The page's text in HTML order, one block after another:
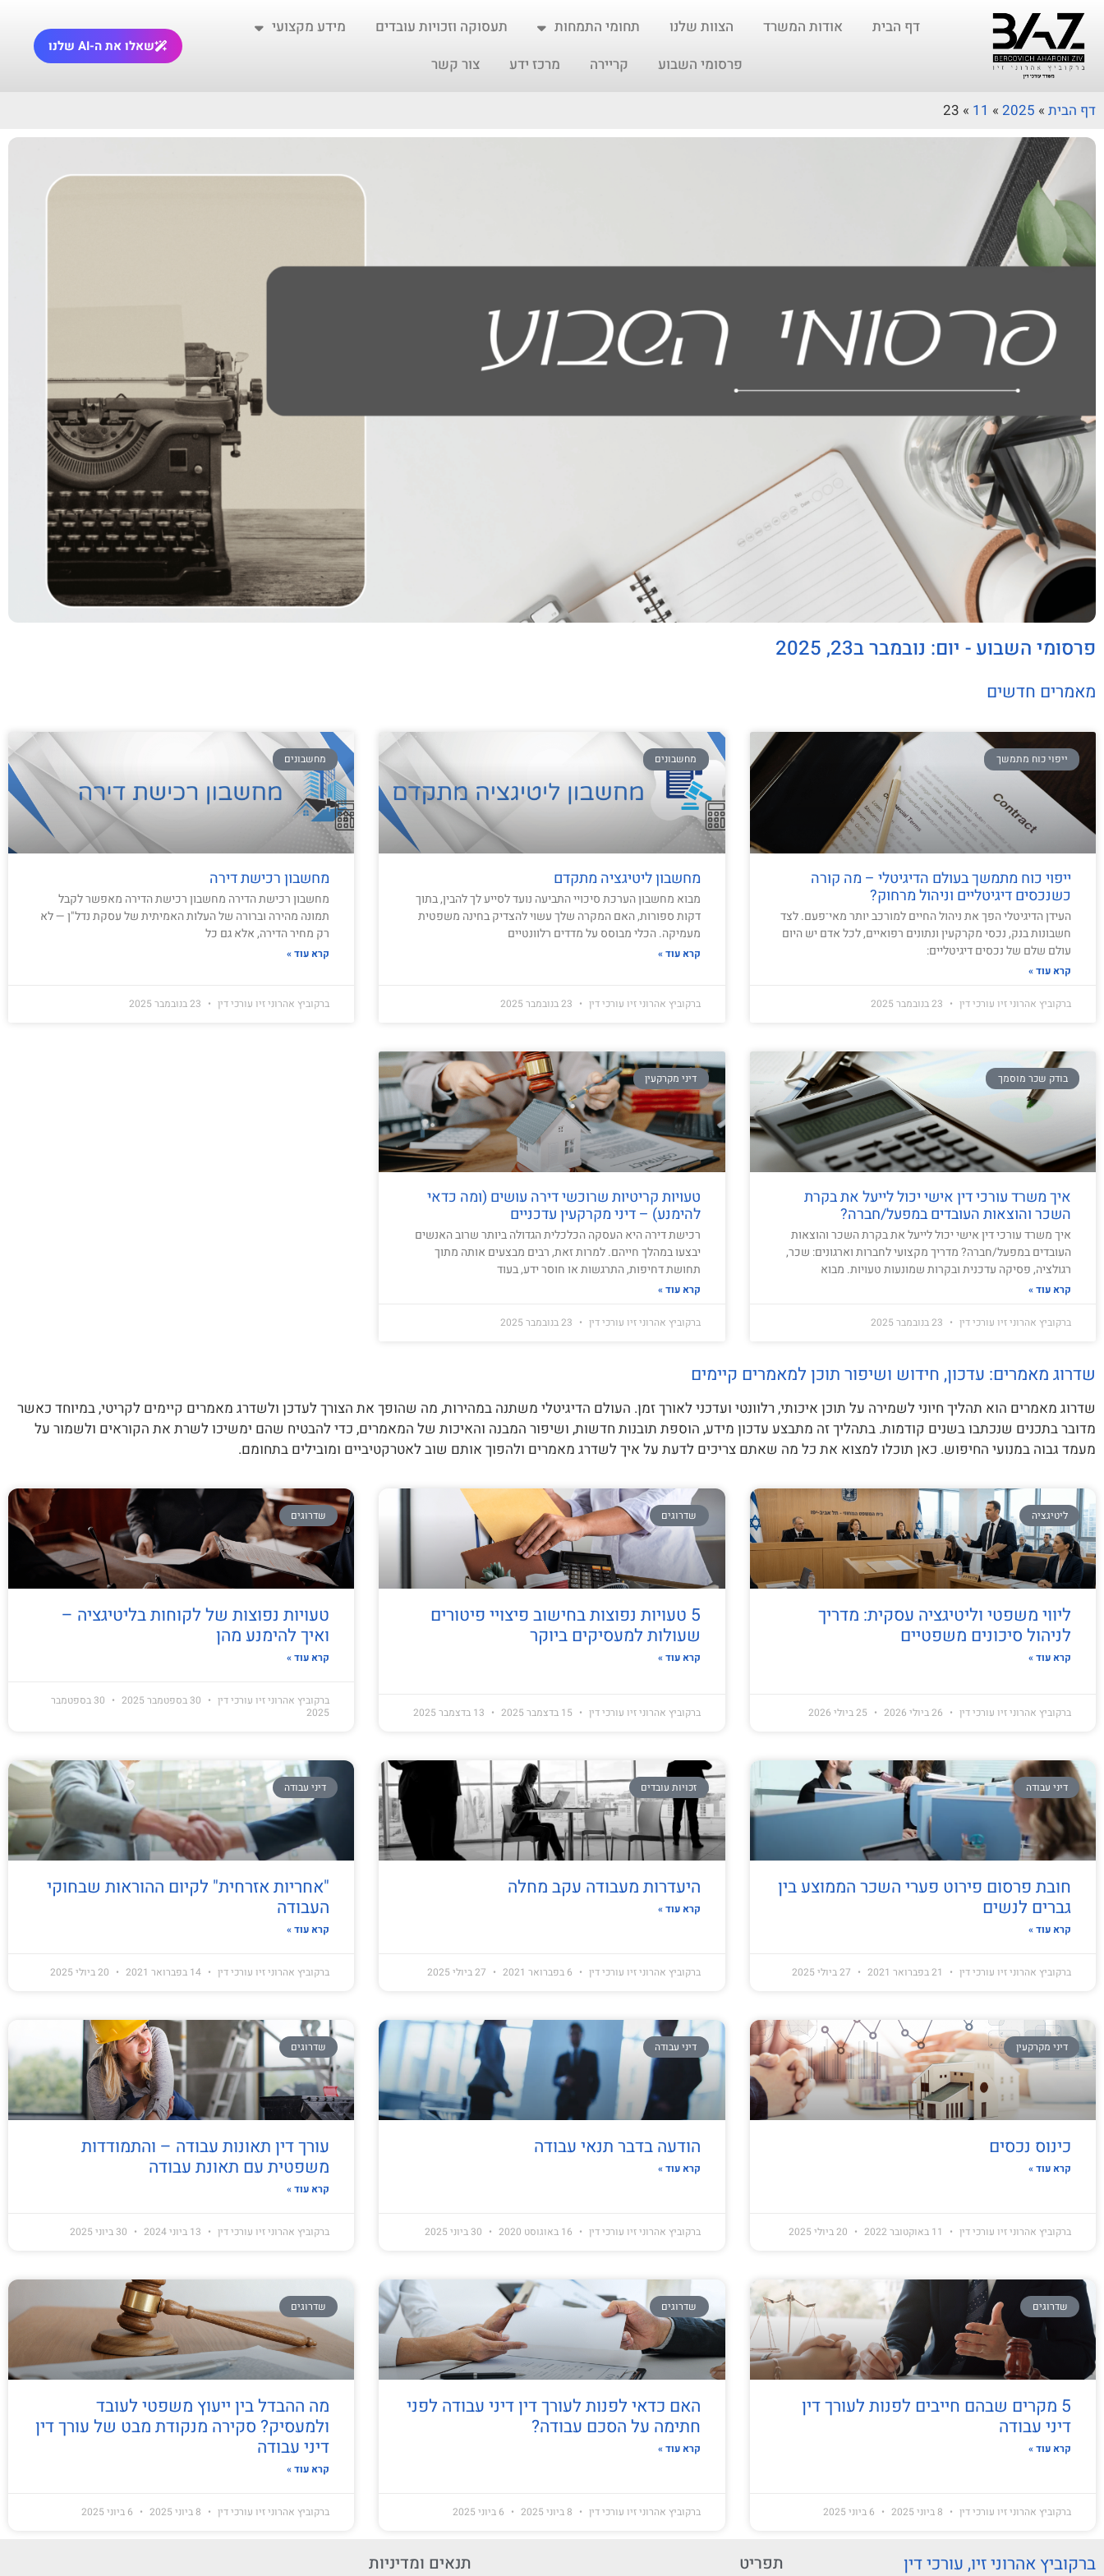
דף הבית אודות המשרד הצוות שלנו תחומי התמחות תעסוקה וזכויות עובדים
מידע מקצועי
פרסומי השבוע
קריירה מרכז ידע צור קשר
שאלו את ה-AI שלנו
דף הבית »
2025
»
11
»
פרסומי השבוע - יום: נובמבר ב23, 2025
מאמרים חדשים
ייפוי כוח מתמשך
ייפוי כוח מתמשך בעולם הדיגיטלי – מה קורה
כשנכסים דיגיטליים וניהול מרחוק?
העידן הדיגיטלי הפך את ניהול החיים למורכב יותר מאי־פעם. לצד
חשבונות בנק, נכסי מקרקעין ונתונים רפואיים, לכל אדם יש היום
עולם שלם של נכסים דיגיטליים:
קרא עוד »
ברקוביץ אהרוני זיו עורכי דין
מחשבונים
מחשבון ליטיגציה מתקדם
מבוא מחשבון הערכת סיכויי התביעה נועד לסייע לך להבין, בתוך
דקות ספורות, האם המקרה שלך עשוי להצדיק בחינה משפטית
מעמיקה. הכלי מבוסס על מדדים רלוונטיים
קרא עוד »
ברקוביץ אהרוני זיו עורכי דין
מחשבונים
מחשבון רכישת דירה
מחשבון רכישת הדירה מחשבון רכישת הדירה מאפשר לקבל
תמונה מהירה וברורה של העלות האמיתית של עסקת נדל"ן — לא
רק מחיר הדירה, אלא גם כל
קרא עוד »
ברקוביץ אהרוני זיו עורכי דין
בודק שכר מוסמך
איך משרד עורכי דין אישי יכול לייעל את בקרת
השכר והוצאות העובדים במפעל/חברה?
איך משרד עורכי דין אישי יכול לייעל את בקרת השכר והוצאות
העובדים במפעל/חברה? מדריך מקצועי לחברות וארגונים: שכר,
רגולציה, פסיקה עדכנית ובקרות שמונעות טעויות. מבוא
קרא עוד »
ברקוביץ אהרוני זיו עורכי דין
דיני מקרקעין
טעויות קריטיות שרוכשי דירה עושים (ומה כדאי
להימנע) – דיני מקרקעין עדכניים
רכישת דירה היא העסקה הכלכלית הגדולה ביותר שרוב האנשים
יבצעו במהלך חייהם. למרות זאת, רבים מבצעים אותה מתוך
תחושת דחיפות, התרגשות או חוסר ידע, בעוד
קרא עוד »
ברקוביץ אהרוני זיו עורכי דין
שדרוג מאמרים: עדכון, חידוש ושיפור תוכן למאמרים קיימים
שדרוג מאמרים הוא תהליך חיוני לשמירה על תוכן איכותי, רלוונטי ועדכני לאורך זמן. העולם הדיגיטלי משתנה במהירות, מה שהופך את הצורך לעדכן ולשדרג מאמרים קיימים לקריטי, במיוחד כאשר
מדובר בתכנים שנכתבו בשנים קודמות. בתהליך זה מתבצע עדכון מידע, הוספת תובנות חדשות, ושיפור המבנה והאיכות של המאמרים, כדי להבטיח שהם ימשיכו לשרת את הקוראים ולשמור על
מעמד גבוה במנועי החיפוש. כאן תוכלו למצוא את כל מה שאתם צריכים לדעת על איך לשדרג מאמרים ולהפוך אותם שוב לאטרקטיביים ומובילים בתחומם.
ליטיגציה
ליווי משפטי וליטיגציה עסקית: מדריך
לניהול סיכונים משפטיים
קרא עוד »
ברקוביץ אהרוני זיו עורכי דין
שדרוגים
5 טעויות נפוצות בחישוב פיצויי פיטורים
שעולות למעסיקים ביוקר
קרא עוד »
ברקוביץ אהרוני זיו עורכי דין
שדרוגים
טעויות נפוצות של לקוחות בליטיגציה –
ואיך להימנע מהן
קרא עוד »
ברקוביץ אהרוני זיו עורכי דין
30 בספטמבר
2025
דיני עבודה
חובת פרסום פירוט פערי השכר הממוצע בין
גברים לנשים
קרא עוד »
ברקוביץ אהרוני זיו עורכי דין
זכויות עובדים
היעדרות מעבודה עקב מחלה
קרא עוד »
ברקוביץ אהרוני זיו עורכי דין
דיני עבודה
"אחריות אזרחית" לקיום ההוראות שבחוקי
העבודה
קרא עוד »
ברקוביץ אהרוני זיו עורכי דין
דיני מקרקעין
כינוס נכסים
קרא עוד »
ברקוביץ אהרוני זיו עורכי דין
דיני עבודה
הודעה בדבר תנאי עבודה
קרא עוד »
ברקוביץ אהרוני זיו עורכי דין
שדרוגים
עורך דין תאונות עבודה – והתמודדות
משפטית עם תאונת עבודה
קרא עוד »
ברקוביץ אהרוני זיו עורכי דין
שדרוגים
5 מקרים שבהם חייבים לפנות לעורך דין
דיני עבודה
קרא עוד »
ברקוביץ אהרוני זיו עורכי דין
שדרוגים
האם כדאי לפנות לעורך דין דיני עבודה לפני
חתימה על הסכם עבודה?
קרא עוד »
ברקוביץ אהרוני זיו עורכי דין
שדרוגים
מה ההבדל בין ייעוץ משפטי לעובד
ולמעסיק? סקירה מנקודת מבט של עורך דין
דיני עבודה
קרא עוד »
ברקוביץ אהרוני זיו עורכי דין
ברקוביץ אהרוני זיו, עורכי דין תפריט תנאים ומדיניות